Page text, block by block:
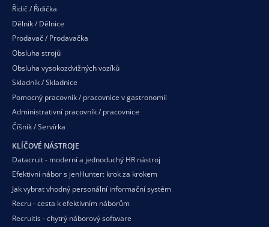
Řidič / Řidička
Dělník / Dělnice
Prodavač / Prodavačka
Obsluha strojů
Obsluha vysokozdvižných vozíků
Skladník / Skladnice
Pomocný pracovník / pracovnice v gastronomii
Administrativní pracovník / pracovnice
Číšník / Servírka
KLÍČOVÉ NÁSTROJE
Datacruit - moderní a jednoduchý HR nástroj
Efektivní nábor s jenHunter: krok za krokem
Jak vybrat vhodný personální informační systém
Recru - cesta k efektivním náborům
Recruitis - chytrý náborový software